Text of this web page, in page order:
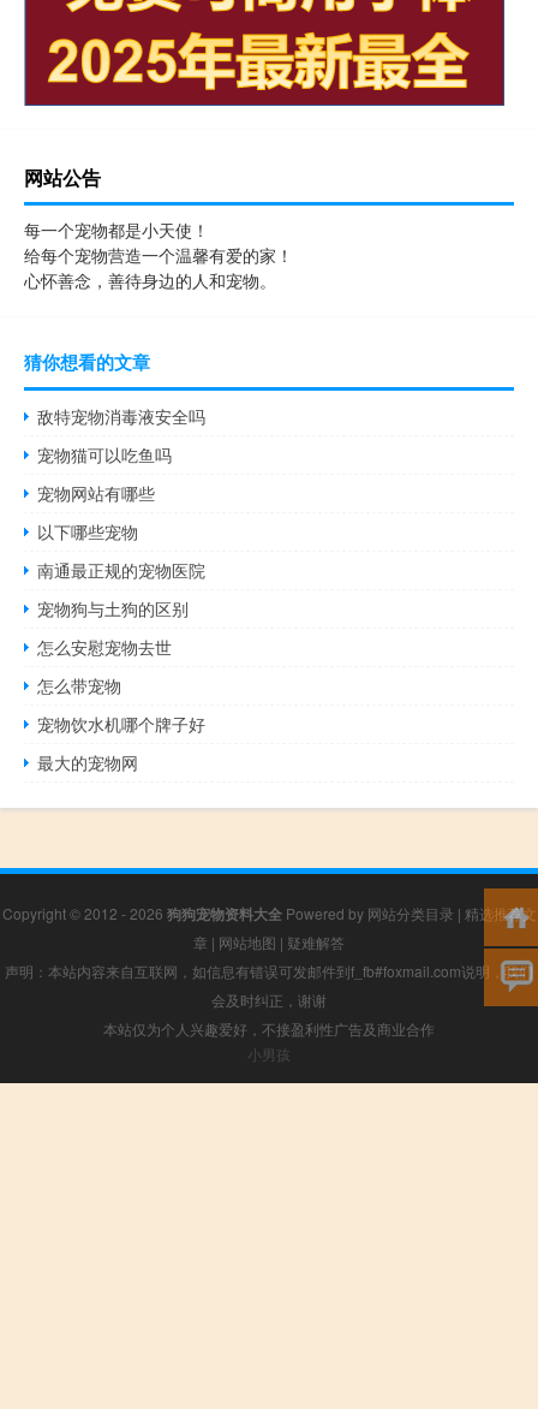
网站公告
每一个宠物都是小天使！
给每个宠物营造一个温馨有爱的家！
心怀善念，善待身边的人和宠物。
猜你想看的文章
敌特宠物消毒液安全吗
宠物猫可以吃鱼吗
宠物网站有哪些
以下哪些宠物
南通最正规的宠物医院
宠物狗与土狗的区别
怎么安慰宠物去世
怎么带宠物
宠物饮水机哪个牌子好
最大的宠物网
Copyright © 2012 - 2026 狗狗宠物资料大全Powered by 网站分类目录 | 精选推荐文
章 | 网站地图 | 疑难解答
声明：本站内容来自互联网，如信息有错误可发邮件到f_fb#foxmail.com说明，我们
会及时纠正，谢谢
本站仅为个人兴趣爱好，不接盈利性广告及商业合作
小男孩